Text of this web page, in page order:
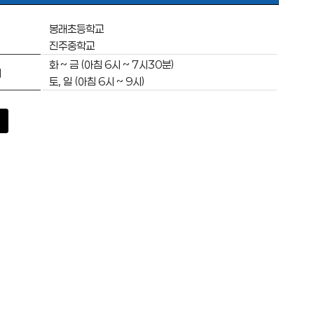
봉래초등학교
진주중학교
화 ~ 금 (아침 6시 ~ 7시30분)
토, 일 (아침 6시 ~ 9시)